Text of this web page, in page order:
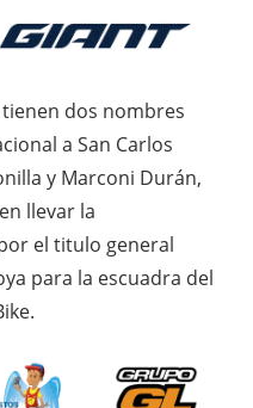
dos nombres
a San Carlos
y Marconi Durán,
llevar la
el titulo general
para la escuadra del